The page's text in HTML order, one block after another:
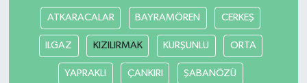
ATKARACALAR BAYRAMÖREN CERKEŞ
ILGAZ KIZILIRMAK KURŞUNLU ORTA
YAPRAKLI ÇANKIRI ŞABANÖZÜ